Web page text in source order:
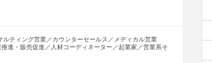
ティング営業／カウンターセールス／メディカル営業
進・販売促進／人材コーディネーター／起業家／営業系そ